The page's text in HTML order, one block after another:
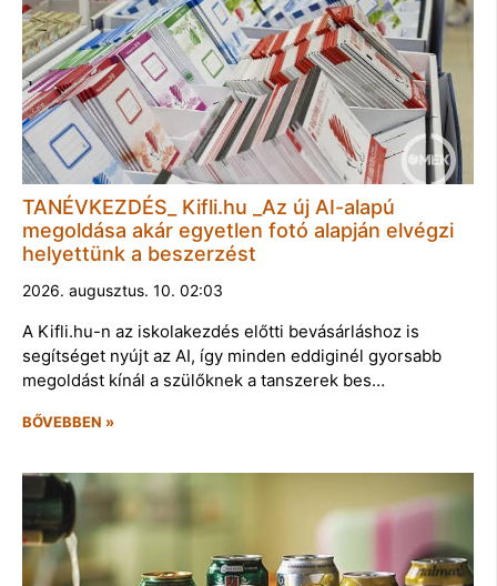
TANÉVKEZDÉS_ Kifli.hu _Az új AI-alapú
megoldása akár egyetlen fotó alapján elvégzi
helyettünk a beszerzést
2026. augusztus. 10. 02:03
A Kifli.hu-n az iskolakezdés előtti bevásárláshoz is
segítséget nyújt az AI, így minden eddiginél gyorsabb
megoldást kínál a szülőknek a tanszerek bes…
BŐVEBBEN »